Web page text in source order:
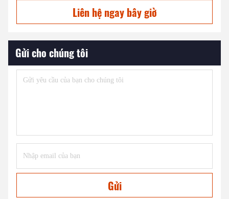
Liên hệ ngay bây giờ
Gửi cho chúng tôi
Gửi